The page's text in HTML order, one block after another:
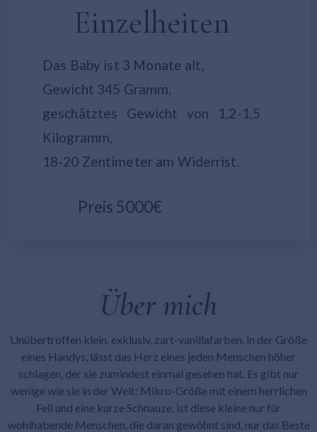
Einzelheiten
Das Baby ist 3 Monate alt,
Gewicht 345 Gramm,
geschätztes Gewicht von 1,2-1,5
Kilogramm,
18-20 Zentimeter am Widerrist.
Preis 5000€
Über mich
Unübertroffen klein, exklusiv, zart-vanillafarben, in der Größe
eines Handys, lässt das Herz eines jeden Menschen höher
schlagen, der sie zumindest einmal gesehen hat. Es gibt nur
wenige wie sie in der Welt: Mikro-Größe mit einem herrlichen
Fell und eine kurze Schnauze, ist diese kleine nur für
wohlhabende Menschen, die daran gewöhnt sind, nur das Beste